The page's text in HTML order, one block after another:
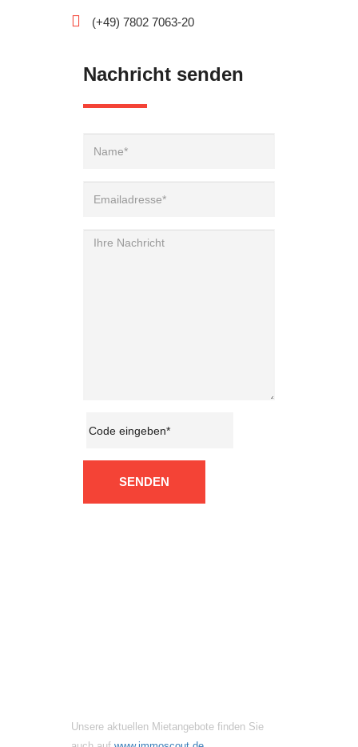
(+49) 7802 7063-20
Nachricht senden
SENDEN
Unsere aktuellen Mietangebote finden Sie